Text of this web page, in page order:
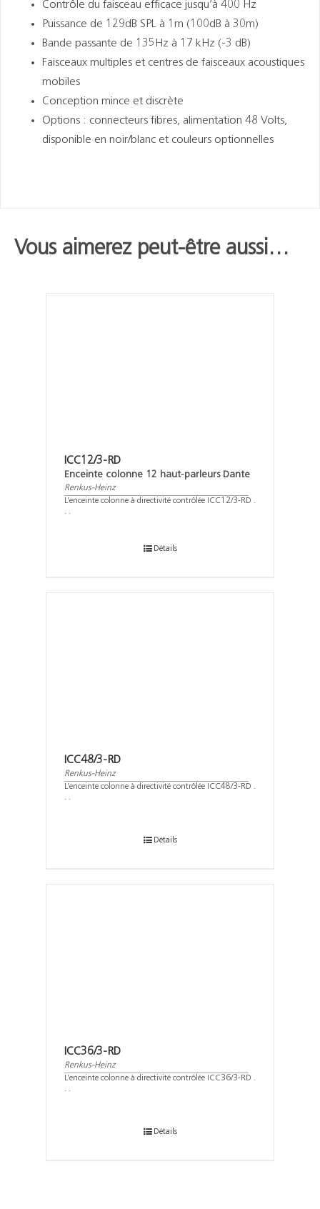
Contrôle du faisceau efficace jusqu’à 400 Hz
Puissance de 129dB SPL à 1m (100dB à 30m)
Bande passante de 135Hz à 17 kHz (-3 dB)
Faisceaux multiples et centres de faisceaux acoustiques
mobiles
Conception mince et discrète
Options : connecteurs fibres, alimentation 48 Volts,
disponible en noir/blanc et couleurs optionnelles
Vous aimerez peut-être aussi…
ICC12/3-RD
Enceinte colonne 12 haut-parleurs Dante
Renkus-Heinz
L’enceinte colonne à directivité contrôlée ICC12/3-RD .
. .
Détails
ICC48/3-RD
Renkus-Heinz
L’enceinte colonne à directivité contrôlée ICC48/3-RD .
. .
Détails
ICC36/3-RD
Renkus-Heinz
L’enceinte colonne à directivité contrôlée ICC36/3-RD .
. .
Détails